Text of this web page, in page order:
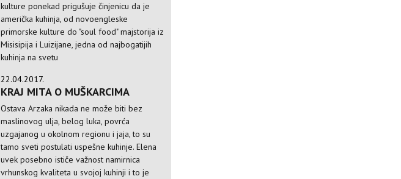
kulture ponekad prigušuje činjenicu da je
američka kuhinja, od novoengleske
primorske kulture do "soul food" majstorija iz
Misisipija i Luizijane, jedna od najbogatijih
kuhinja na svetu
22.04.2017.
KRAJ MITA O MUŠKARCIMA
Ostava Arzaka nikada ne može biti bez
maslinovog ulja, belog luka, povrća
uzgajanog u okolnom regionu i jaja, to su
tamo sveti postulati uspešne kuhinje. Elena
uvek posebno ističe važnost namirnica
vrhunskog kvaliteta u svojoj kuhinji i to je